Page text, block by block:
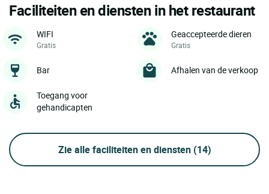
Faciliteiten en diensten in het restaurant
WIFI
Gratis
Geaccepteerde dieren
Gratis
Bar Afhalen van de verkoop
Toegang voor
gehandicapten
Zie alle faciliteiten en diensten (14)